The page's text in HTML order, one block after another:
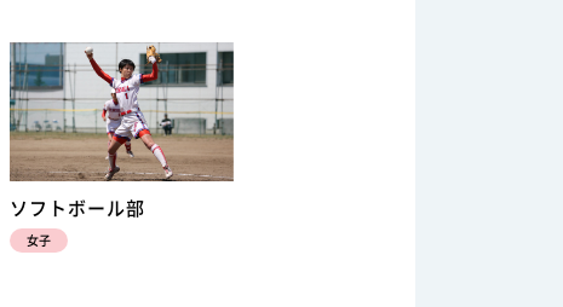
ソフトボール部
女子